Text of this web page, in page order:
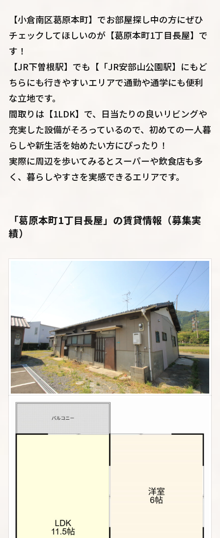
【小倉南区葛原本町】でお部屋探し中の方にぜひ
チェックしてほしいのが【葛原本町1丁目長屋】で
す！
【JR下曽根駅】でも【「JR安部山公園駅】にもど
ちらにも行きやすいエリアで通勤や通学にも便利
な立地です。
間取りは【1LDK】で、日当たりの良いリビングや
充実した設備がそろっているので、初めての一人暮
らしや新生活を始めたい方にぴったり！
実際に周辺を歩いてみるとスーパーや飲食店も多
く、暮らしやすさを実感できるエリアです。
「葛原本町1丁目長屋」 の賃貸情報（募集実
績）